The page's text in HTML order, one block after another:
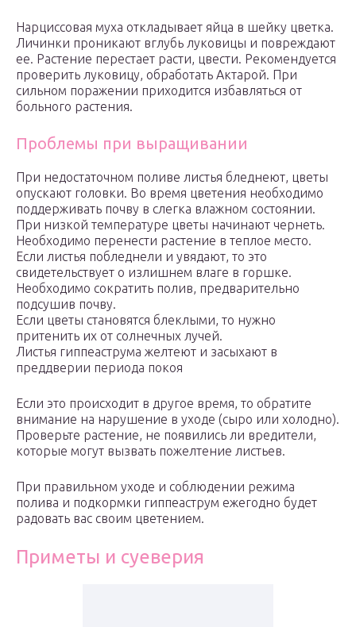
Нарциссовая муха откладывает яйца в шейку цветка.
Личинки проникают вглубь луковицы и повреждают
ее. Растение перестает расти, цвести. Рекомендуется
проверить луковицу, обработать Актарой. При
сильном поражении приходится избавляться от
больного растения.
Проблемы при выращивании
При недостаточном поливе листья бледнеют, цветы
опускают головки. Во время цветения необходимо
поддерживать почву в слегка влажном состоянии.
При низкой температуре цветы начинают чернеть.
Необходимо перенести растение в теплое место.
Если листья побледнели и увядают, то это
свидетельствует о излишнем влаге в горшке.
Необходимо сократить полив, предварительно
подсушив почву.
Если цветы становятся блеклыми, то нужно
притенить их от солнечных лучей.
Листья гиппеаструма желтеют и засыхают в
преддверии периода покоя
Если это происходит в другое время, то обратите
внимание на нарушение в уходе (сыро или холодно).
Проверьте растение, не появились ли вредители,
которые могут вызвать пожелтение листьев.
При правильном уходе и соблюдении режима
полива и подкормки гиппеаструм ежегодно будет
радовать вас своим цветением.
Приметы и суеверия